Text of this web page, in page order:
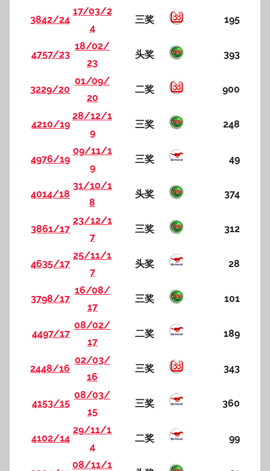
3842/24
17/03/2
4
三奖 195
4757/23
18/02/
23
头奖 393
3229/20
01/09/
20
二奖 900
4210/19
28/12/1
9
三奖 248
4976/19
09/11/1
9
三奖 49
4014/18
31/10/1
8
头奖 374
3861/17
23/12/1
7
三奖 312
4635/17
25/11/1
7
头奖 28
3798/17
16/08/
17
三奖 101
4497/17
08/02/
17
二奖 189
2448/16
02/03/
16
三奖 343
4153/15
08/03/
15
三奖 360
4102/14
29/11/1
4
二奖 99
08/11/1